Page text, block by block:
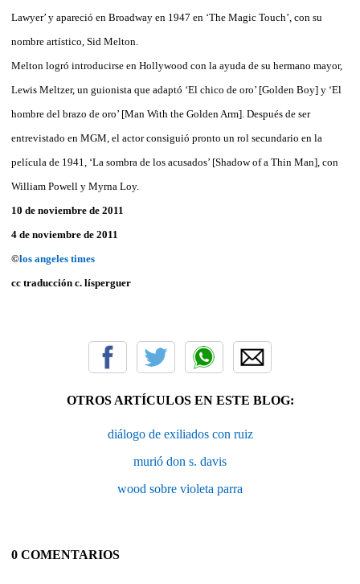
Lawyer’ y apareció en Broadway en 1947 en ‘The Magic Touch’, con su
nombre artístico, Sid Melton.
Melton logró introducirse en Hollywood con la ayuda de su hermano mayor,
Lewis Meltzer, un guionista que adaptó ‘El chico de oro’ [Golden Boy] y ‘El
hombre del brazo de oro’ [Man With the Golden Arm]. Después de ser
entrevistado en MGM, el actor consiguió pronto un rol secundario en la
película de 1941, ‘La sombra de los acusados’ [Shadow of a Thin Man], con
William Powell y Myrna Loy.
10 de noviembre de 2011
4 de noviembre de 2011
©los angeles times
cc traducción c. lísperguer
OTROS ARTÍCULOS EN ESTE BLOG:
diálogo de exiliados con ruiz
murió don s. davis
wood sobre violeta parra
0 COMENTARIOS